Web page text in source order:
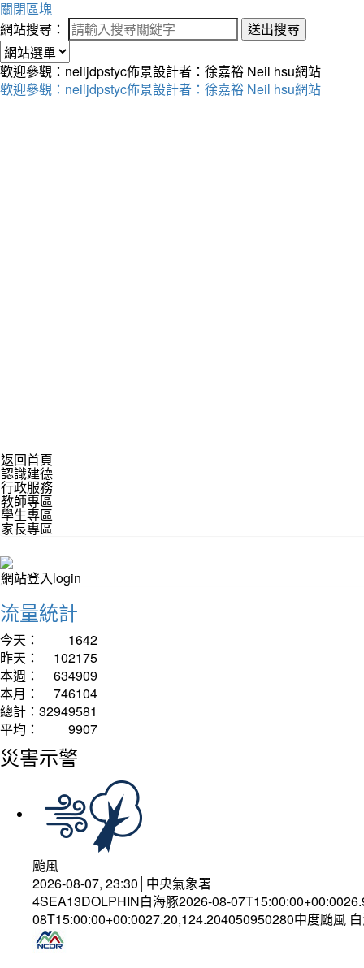
關閉區塊
網站搜尋：
送出搜尋
歡迎參觀：neiljdpstyc佈景設計者：徐嘉裕 Neil hsu網站
歡迎參觀：neiljdpstyc佈景設計者：徐嘉裕 Neil hsu網站
返回首頁
認識建德
行政服務
教師專區
學生專區
家長專區
網站登入login
流量統計
今天：
1642
昨天：
102175
本週：
634909
本月：
746104
總計： 32949581
平均：
9907
災害示警
颱風
2026-08-07, 23:30│中央氣象署
4SEA13DOLPHIN白海豚2026-08-
08T15:00:00+00:0027.20,124.204050950280中度颱風